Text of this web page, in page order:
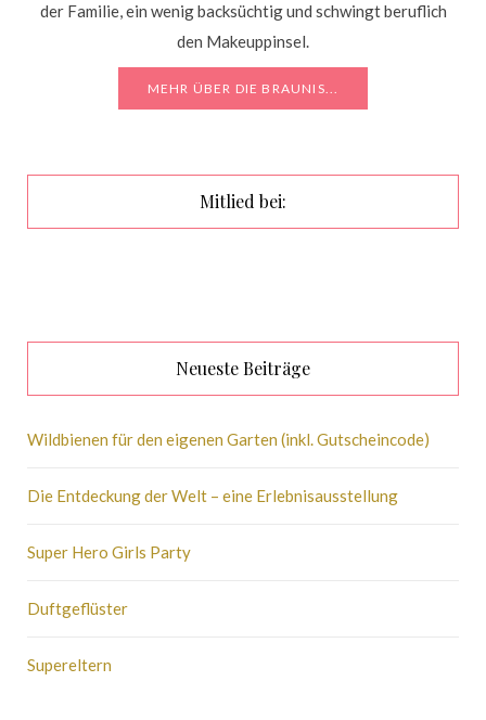
der Familie, ein wenig backsüchtig und schwingt beruflich
den Makeuppinsel.
MEHR ÜBER DIE BRAUNIS...
Mitlied bei:
Neueste Beiträge
Wildbienen für den eigenen Garten (inkl. Gutscheincode)
Die Entdeckung der Welt – eine Erlebnisausstellung
Super Hero Girls Party
Duftgeflüster
Supereltern